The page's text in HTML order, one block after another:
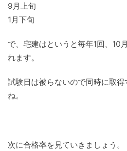
9月上旬
1月下旬
で、宅建はというと毎年1回、10
れます。
試験日は被らないので同時に取
ね。
次に合格率を見ていきましょう。